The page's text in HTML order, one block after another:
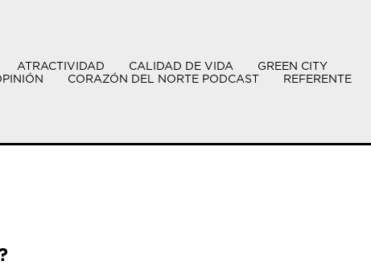
ATRACTIVIDAD CALIDAD DE VIDA
GREEN CITY
CORAZÓN DEL NORTE PODCAST REFERENTE